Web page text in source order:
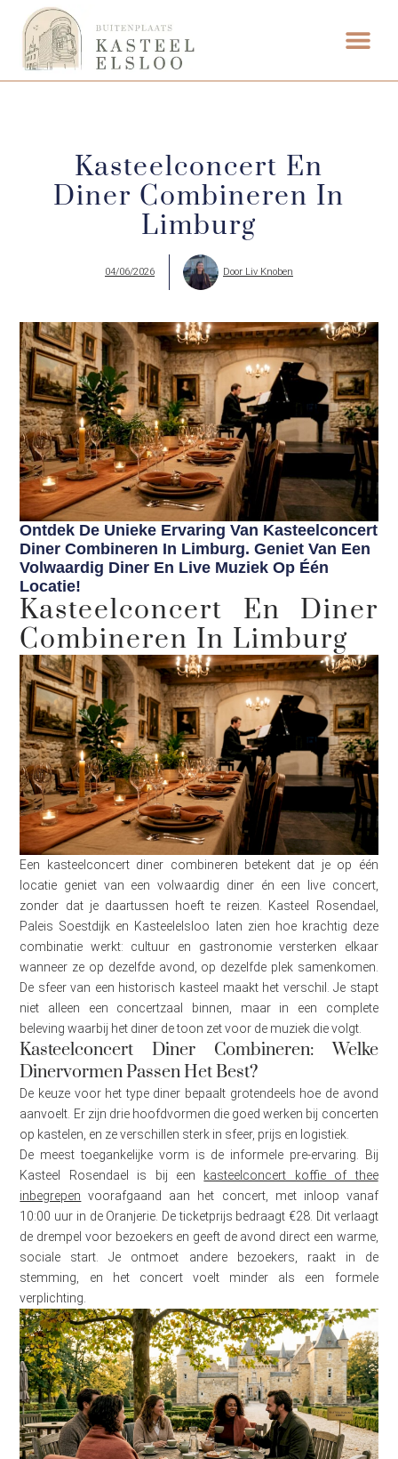
Kasteelconcert En
Diner Combineren In
Limburg
04/06/2026 Door Liv Knoben
Ontdek De Unieke Ervaring Van Kasteelconcert
Diner Combineren In Limburg. Geniet Van Een
Volwaardig Diner En Live Muziek Op Één
Locatie!
Kasteelconcert En Diner
Combineren In Limburg
Een kasteelconcert diner combineren betekent dat je op één
locatie geniet van een volwaardig diner én een live concert,
zonder dat je daartussen hoeft te reizen. Kasteel Rosendael,
Paleis Soestdijk en Kasteelelsloo laten zien hoe krachtig deze
combinatie werkt: cultuur en gastronomie versterken elkaar
wanneer ze op dezelfde avond, op dezelfde plek samenkomen.
De sfeer van een historisch kasteel maakt het verschil. Je stapt
niet alleen een concertzaal binnen, maar in een complete
beleving waarbij het diner de toon zet voor de muziek die volgt.
Kasteelconcert Diner Combineren: Welke
Dinervormen Passen Het Best?
De keuze voor het type diner bepaalt grotendeels hoe de avond
aanvoelt. Er zijn drie hoofdvormen die goed werken bij concerten
op kastelen, en ze verschillen sterk in sfeer, prijs en logistiek.
De meest toegankelijke vorm is de informele pre-ervaring. Bij
Kasteel Rosendael is bij een kasteelconcert koffie of thee
inbegrepen voorafgaand aan het concert, met inloop vanaf
10:00 uur in de Oranjerie. De ticketprijs bedraagt €28. Dit verlaagt
de drempel voor bezoekers en geeft de avond direct een warme,
sociale start. Je ontmoet andere bezoekers, raakt in de
stemming, en het concert voelt minder als een formele
verplichting.